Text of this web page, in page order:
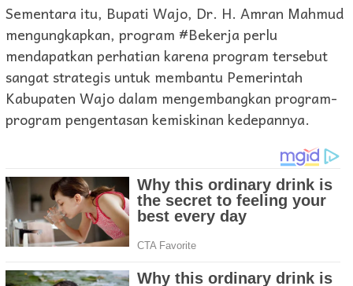
Sementara itu, Bupati Wajo, Dr. H. Amran Mahmud
mengungkapkan, program #Bekerja perlu
mendapatkan perhatian karena program tersebut
sangat strategis untuk membantu Pemerintah
Kabupaten Wajo dalam mengembangkan program-
program pengentasan kemiskinan kedepannya.